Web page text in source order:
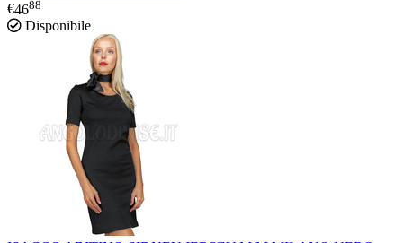
€4688
Disponibile